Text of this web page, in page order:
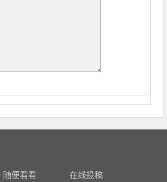
随便看看
在线投稿